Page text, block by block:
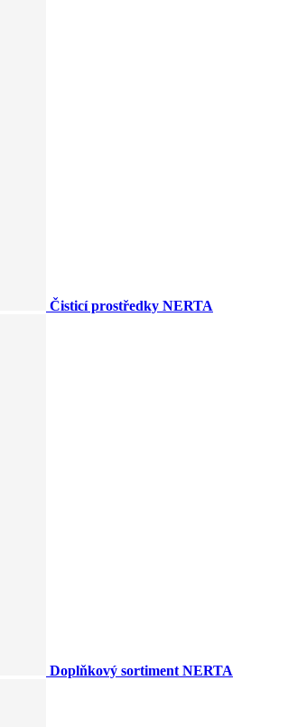
Čisticí prostředky NERTA
Doplňkový sortiment NERTA